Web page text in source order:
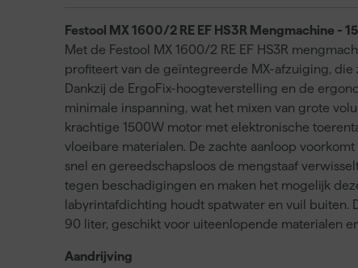
Festool MX 1600/2 RE EF HS3R Mengmachine -
Met de Festool MX 1600/2 RE EF HS3R
profiteert van de geïntegreerde MX-afzuiging,
Dankzij de ErgoFix-hoogteverstelling en de
minimale inspanning, wat het mixen van grote
krachtige 1500W motor met elektronische
vloeibare materialen. De zachte aanloop
snel en gereedschapsloos de mengstaaf
tegen beschadigingen en maken het mogelijk
labyrintafdichting houdt spatwater en vuil buiten.
90 liter, geschikt voor uiteenlopende materialen
Aandrijving